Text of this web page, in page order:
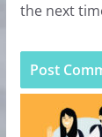
the next